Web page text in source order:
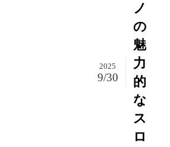
ノ
の
魅
力
的
な
ス
ロ
2025
9/30